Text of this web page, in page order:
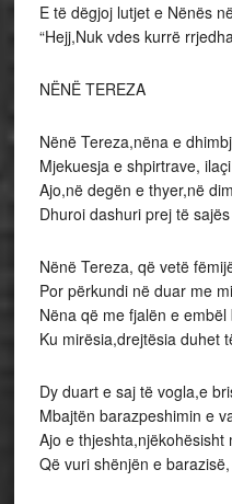
E të dëgjoj lutjet e Nënës
“Hejj,Nuk vdes kurrë
NËNË TEREZA
Nënë Tereza,nëna e
Mjekuesja e shpirtrave,
Ajo,në degën e thyer,në
Dhuroi dashuri prej të
Nënë Tereza, që vetë
Por përkundi në duar me
Nëna që me fjalën e embël
Ku mirësia,drejtësia duhet
Dy duart e saj të vogla,e
Mbajtën barazpeshimin e
Ajo e thjeshta,njëkohësisht
Që vuri shënjën e